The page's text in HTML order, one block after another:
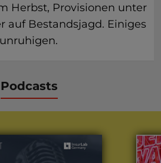
Herbst, Provisionen unter
auf Bestandsjagd. Einiges
Podcasts